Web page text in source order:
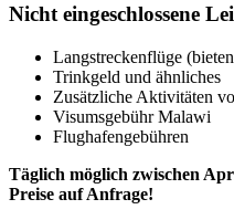
Nicht eingeschlossene
Langstreckenflüge
Trinkgeld und ähnliches
Zusätzliche Aktivitäten
Visumsgebühr Malawi
Flughafengebühren
Täglich möglich zwischen
Preise auf Anfrage!